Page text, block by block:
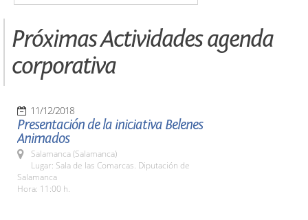
Próximas Actividades agenda
corporativa
11/12/2018
Presentación de la iniciativa Belenes
Animados
Salamanca (Salamanca)
Lugar: Sala de las Comarcas. Diputación de
Salamanca
Hora: 11:00 h.